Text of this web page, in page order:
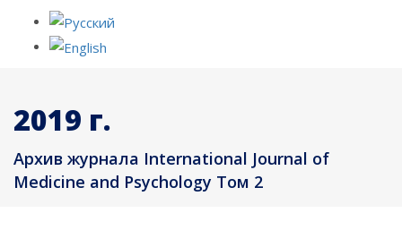
2019 г.
Архив журнала International Journal of
Medicine and Psychology Том 2